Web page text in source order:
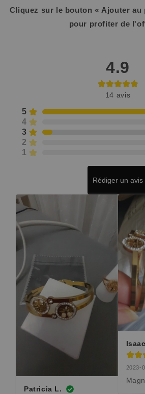
Cliquez sur le bouton « Ajouter au
pour profiter de
4.9
14 avis
5
4
3
2
1
Rédiger un avis
Patricia L.
2023-